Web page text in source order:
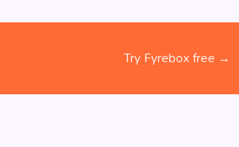
Try Fyrebox free →